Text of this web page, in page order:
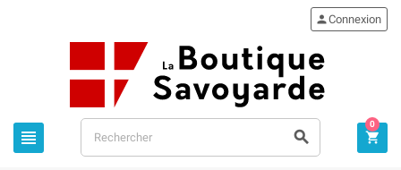
 
Connexion

0